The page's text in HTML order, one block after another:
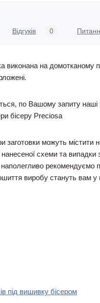
Відгуків 0
виконана на домотканому
по Вашому запиту наші
бісеру Preciosa
заготовки можуть містити
нанесеної схеми та
рекомендуємо
виробу стануть вам у
під вишивку бісером